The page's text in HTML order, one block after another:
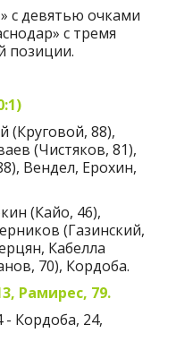
с девятью очками
с тремя
позиции.
(Круговой, 88),
(Чистяков, 81),
Вендел, Ерохин,
(Кайо, 46),
(Газинский,
Кабелла
70), Кордоба.
Рамирес, 79.
- Кордоба, 24,